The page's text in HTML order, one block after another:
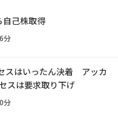
自己株取得
分
スはいったん決着 アッカ
スは要求取り下げ
分